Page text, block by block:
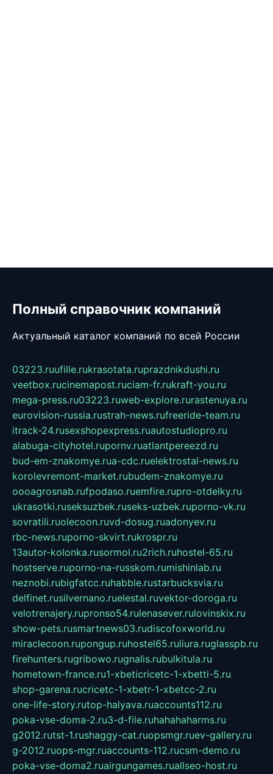
Полный справочник компаний
Актуальный каталог компаний по всей России
03223.ruufille.rukrasotata.ruprazdnikdushi.ru
veetbox.rucinemapost.ruciam-fr.rukraft-you.ru
mega-press.ru03223.ruweb-explore.rurastenuya.ru
eurovision-russia.rustrah-news.rufreeride-team.ru
itrack-24.rusexshopexpress.ruautostudiopro.ru
alabuga-cityhotel.rupornv.ruatlantpereezd.ru
bud-em-znakomye.rua-cdc.ruelektrostal-news.ru
korolevremont-market.rubudem-znakomye.ru
oooagrosnab.rufpodaso.ruemfire.rupro-otdelky.ru
ukrasotki.ruseksuzbek.ruseks-uzbek.ruporno-vk.ru
sovratili.ruolecoon.ruvd-dosug.ruadonyev.ru
rbc-news.ruporno-skvirt.rukrospr.ru
13autor-kolonka.rusormol.ru2rich.ruhostel-65.ru
hostserve.ruporno-na-russkom.rumishinlab.ru
neznobi.rubigfatcc.ruhabble.rustarbucksvia.ru
delfinet.rusilvernano.ruelestal.ruvektor-doroga.ru
velotrenajery.rupronso54.rulenasever.rulovinskix.ru
show-pets.rusmartnews03.rudiscofoxworld.ru
miraclecoon.rupongup.ruhostel65.ruliura.ruglasspb.ru
firehunters.rugribowo.rugnalis.rubulkitula.ru
hometown-france.ru1-xbeticricetc-1-xbetti-5.ru
shop-garena.rucricetc-1-xbetr-1-xbetcc-2.ru
one-life-story.rutop-halyava.ruaccounts112.ru
poka-vse-doma-2.ru3-d-file.ruhahahaharms.ru
g2012.rutst-1.rushaggy-cat.ruopsmgr.ruev-gallery.ru
g-2012.ruops-mgr.ruaccounts-112.rucsm-demo.ru
poka-vse-doma2.ruairgungames.ruallseo-host.ru